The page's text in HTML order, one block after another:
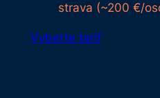
strava (~200 €/
Vyberte tarif